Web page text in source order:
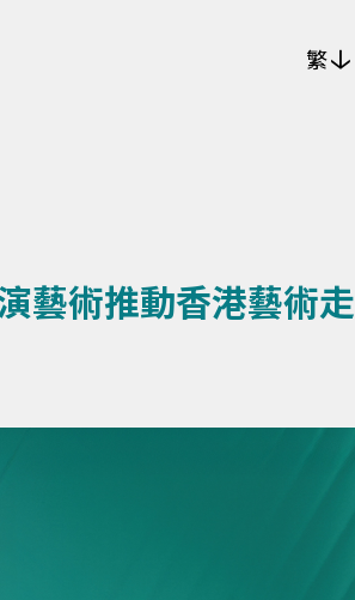
繁
藝術推動香港藝術走